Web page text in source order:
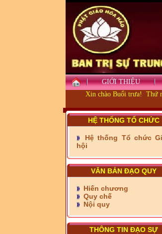
GIỚI THIỆU
Xin chào Buổi trưa! Thứ
HỆ THỐNG TỔ CHỨC
Hệ thống Tổ chức
hội
VĂN BẢN ĐẠO QUY
Hiến chương
Quy chế
Nội quy
THÔNG TIN ĐẠO SỰ
- Những tấm lòng thiện
- BAN TRỊ SỰ XÃ ĐẠI
PHƯỚC TỈNH ĐỒNG NAI
TIẾP SỨC ĐẾN TRƯỜNG
- Xã Châu Phú khánh
thành cầu Kênh 7 - Nam
kênh Quốc Gia